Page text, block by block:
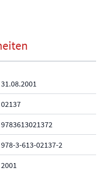
31.08.2001
02137
9783613021372
978-3-613-02137-2
2001